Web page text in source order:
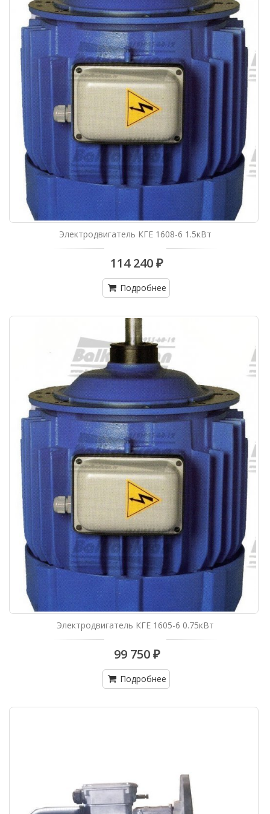
Электродвигатель КГЕ 1608-6 1.5кВт
114 240 ₽
Подробнее
Электродвигатель КГЕ 1605-6 0.75кВт
99 750 ₽
Подробнее